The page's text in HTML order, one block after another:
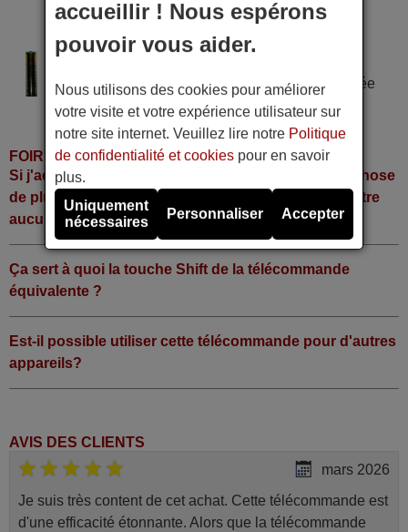
D-SAT SCARTSLI
D-SAT SCARTSLI
Alimentation : 2 piles type AAA
Pile alcaline type AAA LR06 tension 1,5 V utilisée
dans la grande majorité de télécommandes.
FOIRE AUX QUESTIONS
Si j'achète la télécommande, dois-je faire quelque chose
de plus ou fonctionne-t-elle directement sans y mettre
aucun code?
Ça sert à quoi la touche Shift de la télécommande
équivalente ?
Est-il possible utiliser cette télécommande pour d'autres
appareils?
AVIS DES CLIENTS
mars 2026
Je suis très content de cet achat. Cette télécommande est
d'une efficacité étonnante. Alors que la télécommande
accueillir ! Nous espérons
pouvoir vous aider.
Nous utilisons des cookies pour améliorer
votre visite et votre expérience utilisateur sur
notre site internet. Veuillez lire notre Politique
de confidentialité et cookies pour en savoir
plus.
Uniquement
nécessaires
Personnaliser Accepter